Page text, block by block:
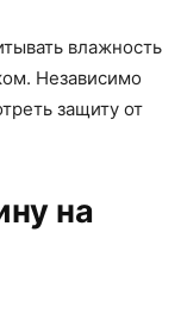
влажность
Независимо
защиту от
на